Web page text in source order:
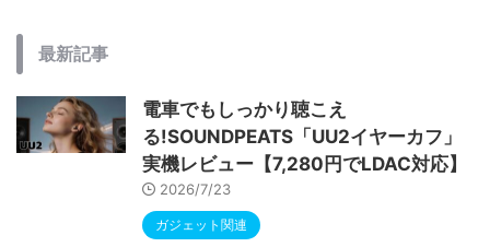
最新記事
電車でもしっかり聴こえ
る!SOUNDPEATS「UU2イヤーカフ」
実機レビュー【7,280円でLDAC対応】
2026/7/23
ガジェット関連